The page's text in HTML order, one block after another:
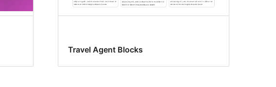
Travel Agent Blocks